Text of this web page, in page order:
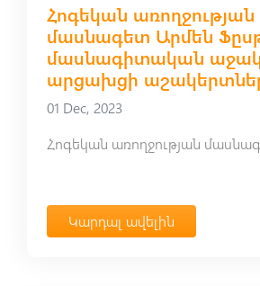
Հոգեկան առողջության
մասնագետ Արմեն
մասնագիտական
արցախցի
01 Dec, 2023
Կարդալ ավելին